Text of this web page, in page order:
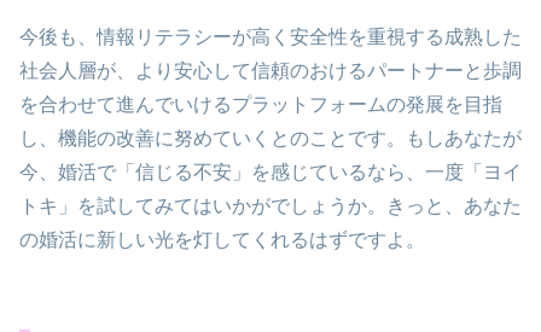
今後も、情報リテラシーが高く安全性を重視する成熟した
社会人層が、より安心して信頼のおけるパートナーと歩調
を合わせて進んでいけるプラットフォームの発展を目指
し、機能の改善に努めていくとのことです。もしあなたが
今、婚活で「信じる不安」を感じているなら、一度「ヨイ
トキ」を試してみてはいかがでしょうか。きっと、あなた
の婚活に新しい光を灯してくれるはずですよ。